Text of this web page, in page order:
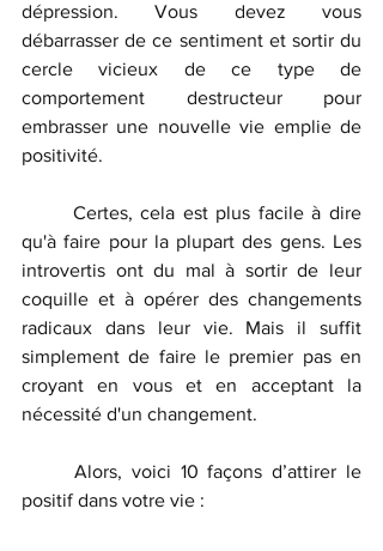
dépression. Vous devez vous
débarrasser de ce sentiment et sortir du
cercle vicieux de ce type de
comportement destructeur pour
embrasser une nouvelle vie emplie de
positivité.
qu'à faire pour la plupart des gens. Les
introvertis ont du mal à sortir de leur
coquille et à opérer des changements
radicaux dans leur vie. Mais il suffit
simplement de faire le premier pas en
croyant en vous et en acceptant la
nécessité d'un changement.
positif dans votre vie :